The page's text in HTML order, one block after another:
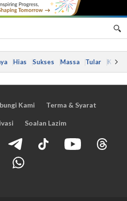
Hias Sukses Massa Tular Kes
Kami Terma & Syarat
Soalan Lazim